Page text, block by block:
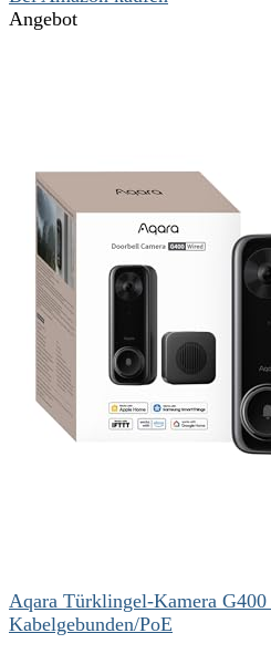
Angebot
Aqara Türklingel-Kamera
Kabelgebunden/PoE